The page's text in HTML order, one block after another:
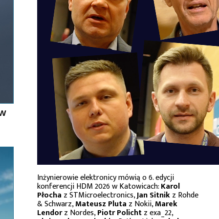
Inżynierowie elektronicy mówią o 6. edycji
konferencji HDM 2026 w Katowicach:Karol
Płocha z STMicroelectronics,Jan Sitnikz Rohde
& Schwarz,Mateusz Pluta z Nokii,Marek
Lendorz Nordes,Piotr Polichtz exa_22,